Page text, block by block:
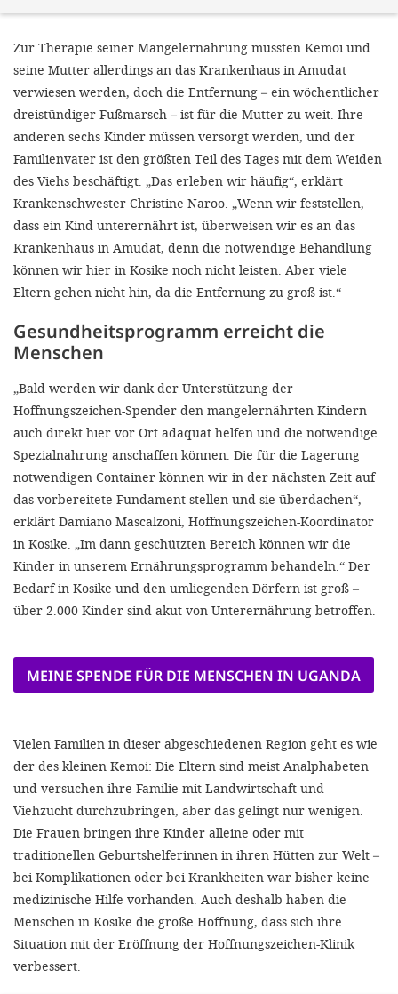
Zur Therapie seiner Mangelernährung mussten Kemoi und
seine Mutter allerdings an das Krankenhaus in Amudat
verwiesen werden, doch die Entfernung – ein wöchentlicher
dreistündiger Fußmarsch – ist für die Mutter zu weit. Ihre
anderen sechs Kinder müssen versorgt werden, und der
Familienvater ist den größten Teil des Tages mit dem Weiden
des Viehs beschäftigt. „Das erleben wir häufig“, erklärt
Krankenschwester Christine Naroo. „Wenn wir feststellen,
dass ein Kind unterernährt ist, überweisen wir es an das
Krankenhaus in Amudat, denn die notwendige Behandlung
können wir hier in Kosike noch nicht leisten. Aber viele
Eltern gehen nicht hin, da die Entfernung zu groß ist.“
Gesundheitsprogramm erreicht die
Menschen
„Bald werden wir dank der Unterstützung der
Hoffnungszeichen-Spender den mangelernährten Kindern
auch direkt hier vor Ort adäquat helfen und die notwendige
Spezialnahrung anschaffen können. Die für die Lagerung
notwendigen Container können wir in der nächsten Zeit auf
das vorbereitete Fundament stellen und sie überdachen“,
erklärt Damiano Mascalzoni, Hoffnungszeichen-Koordinator
in Kosike. „Im dann geschützten Bereich können wir die
Kinder in unserem Ernährungsprogramm behandeln.“ Der
Bedarf in Kosike und den umliegenden Dörfern ist groß –
über 2.000 Kinder sind akut von Unterernährung betroffen.
MEINE SPENDE FÜR DIE MENSCHEN IN UGANDA
Vielen Familien in dieser abgeschiedenen Region geht es wie
der des kleinen Kemoi: Die Eltern sind meist Analphabeten
und versuchen ihre Familie mit Landwirtschaft und
Viehzucht durchzubringen, aber das gelingt nur wenigen.
Die Frauen bringen ihre Kinder alleine oder mit
traditionellen Geburtshelferinnen in ihren Hütten zur Welt –
bei Komplikationen oder bei Krankheiten war bisher keine
medizinische Hilfe vorhanden. Auch deshalb haben die
Menschen in Kosike die große Hoffnung, dass sich ihre
Situation mit der Eröffnung der Hoffnungszeichen-Klinik
verbessert.